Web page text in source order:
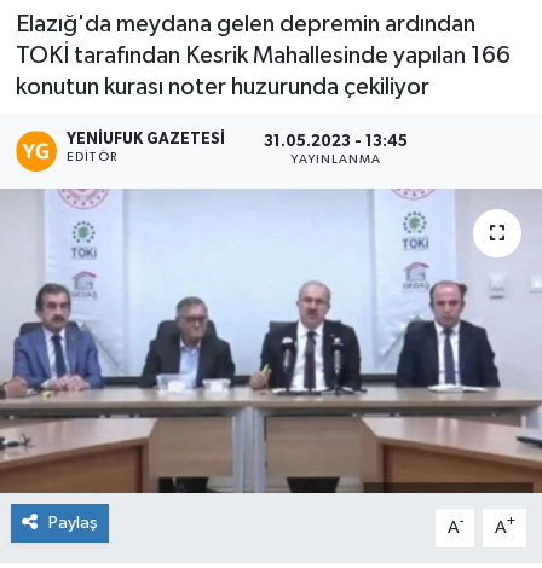
Elazığ'da meydana gelen depremin ardından
TOKİ tarafından Kesrik Mahallesinde yapılan 166
konutun kurası noter huzurunda çekiliyor
YENIUFUK GAZETESI
EDITÖR
31.05.2023 - 13:45
YAYINLANMA
Paylaş A- A+
Son Dakika Haberleri
Haber Arşivi